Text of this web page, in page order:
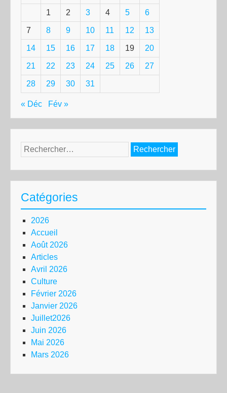
1 2 3 4 5 6
7 8 9 10 11 12 13
14 15 16 17 18 19 20
21 22 23 24 25 26 27
28 29 30 31
« Déc Fév »
Rechercher :
Catégories
2026
Accueil
Août 2026
Articles
Avril 2026
Culture
Février 2026
Janvier 2026
Juillet2026
Juin 2026
Mai 2026
Mars 2026